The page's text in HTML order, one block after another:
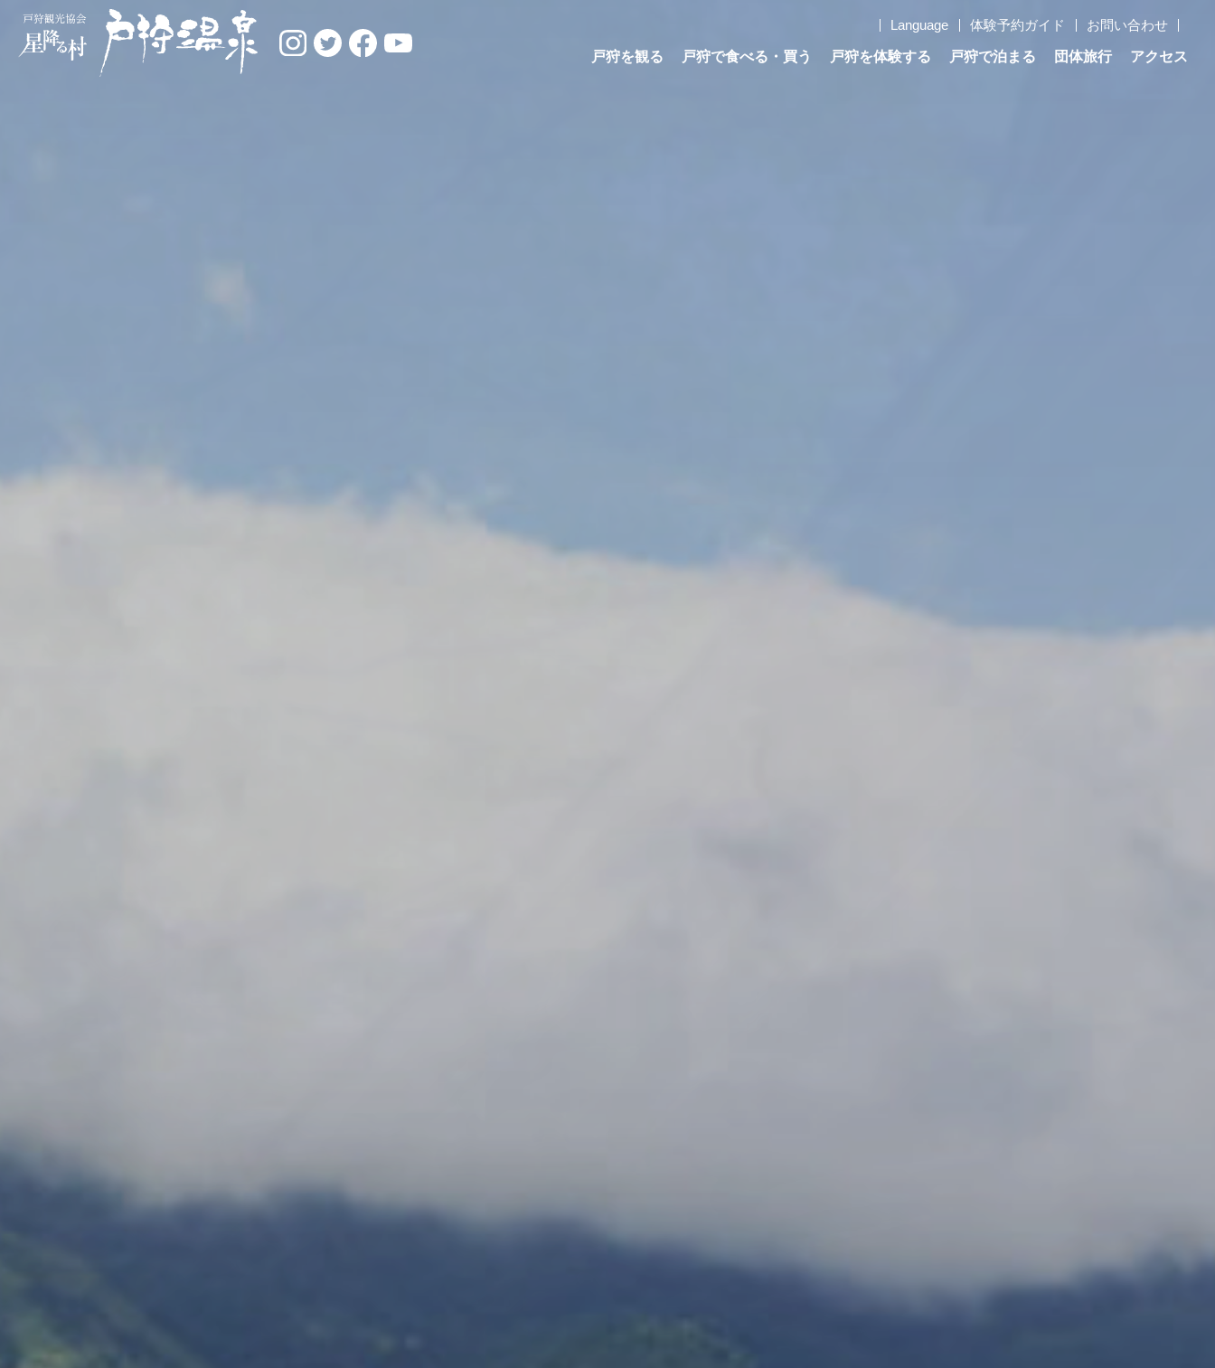
戸狩を観る 戸狩で食べる・買う 戸狩を体験する 戸狩で泊まる 団体旅行 アクセス
Language 体験予約ガイド お問い合わせ